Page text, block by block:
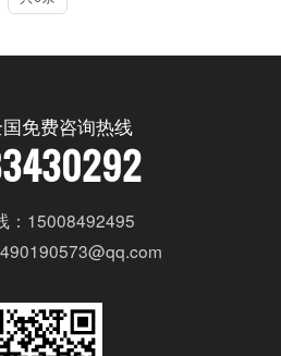
免费咨询热线
：15008492495